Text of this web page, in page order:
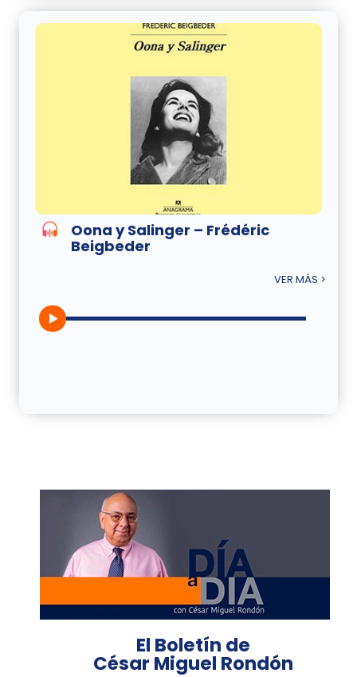
Oona y Salinger – Frédéric
Beigbeder
VER MÁS >
El Boletín de
César Miguel Rondón